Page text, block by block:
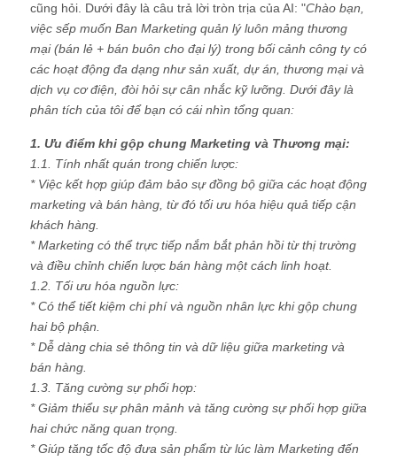
cũng hỏi. Dưới đây là câu trả lời tròn trịa của AI: "Chào bạn,
việc sếp muốn Ban Marketing quản lý luôn mảng thương
mại (bán lẻ + bán buôn cho đại lý) trong bối cảnh công ty có
các hoạt động đa dạng như sản xuất, dự án, thương mại và
dịch vụ cơ điện, đòi hỏi sự cân nhắc kỹ lưỡng. Dưới đây là
phân tích của tôi để bạn có cái nhìn tổng quan:
1. Ưu điểm khi gộp chung Marketing và Thương mại:
1.1. Tính nhất quán trong chiến lược:
* Việc kết hợp giúp đảm bảo sự đồng bộ giữa các hoạt động
marketing và bán hàng, từ đó tối ưu hóa hiệu quả tiếp cận
khách hàng.
* Marketing có thể trực tiếp nắm bắt phản hồi từ thị trường
và điều chỉnh chiến lược bán hàng một cách linh hoạt.
1.2. Tối ưu hóa nguồn lực:
* Có thể tiết kiệm chi phí và nguồn nhân lực khi gộp chung
hai bộ phận.
* Dễ dàng chia sẻ thông tin và dữ liệu giữa marketing và
bán hàng.
1.3. Tăng cường sự phối hợp:
* Giảm thiểu sự phân mảnh và tăng cường sự phối hợp giữa
hai chức năng quan trọng.
* Giúp tăng tốc độ đưa sản phẩm từ lúc làm Marketing đến